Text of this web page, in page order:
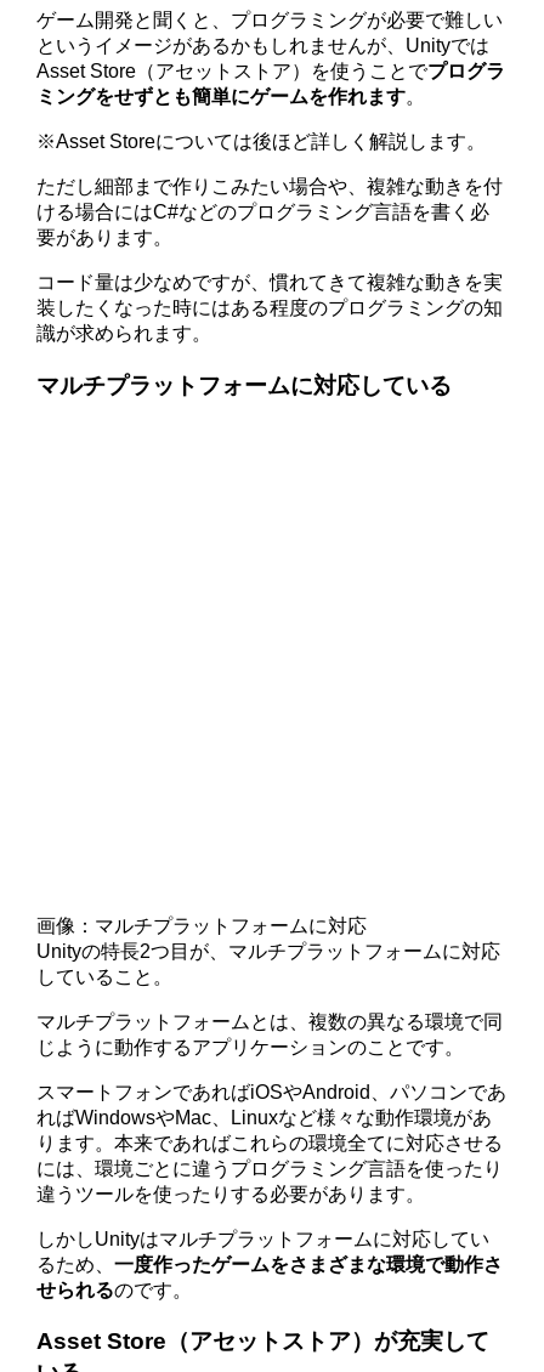
ゲーム開発と聞くと、プログラミングが必要で難しい
というイメージがあるかもしれませんが、Unityでは
Asset Store（アセットストア）を使うことでプログラ
ミングをせずとも簡単にゲームを作れます。
※Asset Storeについては後ほど詳しく解説します。
ただし細部まで作りこみたい場合や、複雑な動きを付
ける場合にはC#などのプログラミング言語を書く必
要があります。
コード量は少なめですが、慣れてきて複雑な動きを実
装したくなった時にはある程度のプログラミングの知
識が求められます。
マルチプラットフォームに対応している
画像：マルチプラットフォームに対応
Unityの特長2つ目が、マルチプラットフォームに対応
していること。
マルチプラットフォームとは、複数の異なる環境で同
じように動作するアプリケーションのことです。
スマートフォンであればiOSやAndroid、パソコンであ
ればWindowsやMac、Linuxなど様々な動作環境があ
ります。本来であればこれらの環境全てに対応させる
には、環境ごとに違うプログラミング言語を使ったり
違うツールを使ったりする必要があります。
しかしUnityはマルチプラットフォームに対応してい
るため、一度作ったゲームをさまざまな環境で動作さ
せられるのです。
Asset Store（アセットストア）が充実して